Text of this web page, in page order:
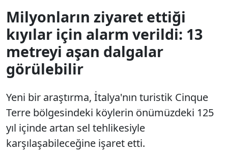
Milyonların ziyaret ettiği
kıyılar için alarm verildi: 13
metreyi aşan dalgalar
görülebilir
Yeni bir araştırma, İtalya'nın turistik Cinque
Terre bölgesindeki köylerin önümüzdeki 125
yıl içinde artan sel tehlikesiyle
karşılaşabileceğine işaret etti.